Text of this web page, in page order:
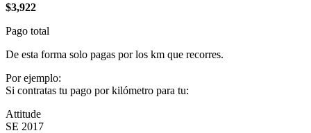
$3,922
Pago total
De esta forma solo pagas por los km que recorres.
Por ejemplo:
Si contratas tu pago por kilómetro para tu:
Attitude
SE 2017